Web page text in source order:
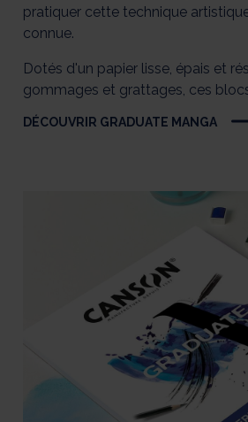
pratiquer cette technique
connue.
Dotés d'un papier lisse, épais et
gommages et grattages, ces
DÉCOUVRIR GRADUATE MANGA